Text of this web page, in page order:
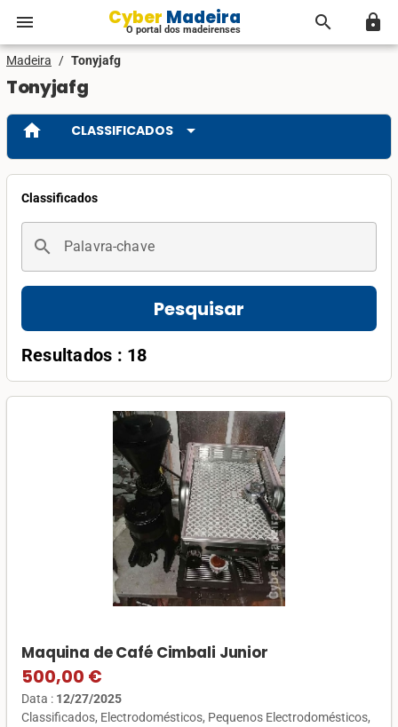
menu Cyber Madeira
O portal dos madeirenses search lock
Madeira / Tonyjafg
Tonyjafg
home CLASSIFICADOS arrow_drop_down
Classificados
search Palavra-chave
Pesquisar
Resultados : 18
Maquina de Café Cimbali Junior
500,00 €
Data : 12/27/2025
Classificados Electrodomésticos Pequenos Electrodomésticos